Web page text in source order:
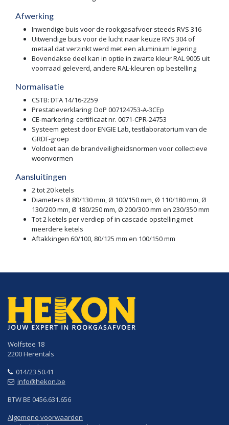
Afwerking
Inwendige buis voor de rookgasafvoer steeds RVS 316
Uitwendige buis voor de lucht naar keuze RVS 304 of
metaal dat verzinkt werd met een aluminium legering
Bovendakse deel kan in optie in zwarte kleur RAL 9005 uit
voorraad geleverd, andere RAL-kleuren op bestelling
Normalisatie
CSTB: DTA 14/16-2259
Prestatieverklaring: DoP 007124753-A-3CEp
CE-markering: certificaat nr. 0071-CPR-24753
Systeem getest door ENGIE Lab, testlaboratorium van de
GRDF-groep
Voldoet aan de brandveiligheidsnormen voor collectieve
woonvormen
Aansluitingen
2 tot 20 ketels
Diameters Ø 80/130 mm, Ø 100/150 mm, Ø 110/180 mm, Ø
130/200 mm, Ø 180/250 mm, Ø 200/300 mm en 230/350 mm
Tot 2 ketels per verdiep of in cascade opstelling met
meerdere ketels
Aftakkingen 60/100, 80/125 mm en 100/150 mm
Wolfstee 18
2200 Herentals
014/23.50.41
info@hekon.be
BTW BE 0456.631.656
Algemene voorwaarden